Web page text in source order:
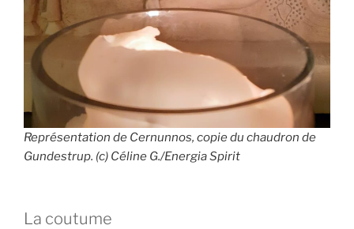
Représentation de Cernunnos, copie du chaudron de
Gundestrup. (c) Céline G./Energia Spirit
La coutume